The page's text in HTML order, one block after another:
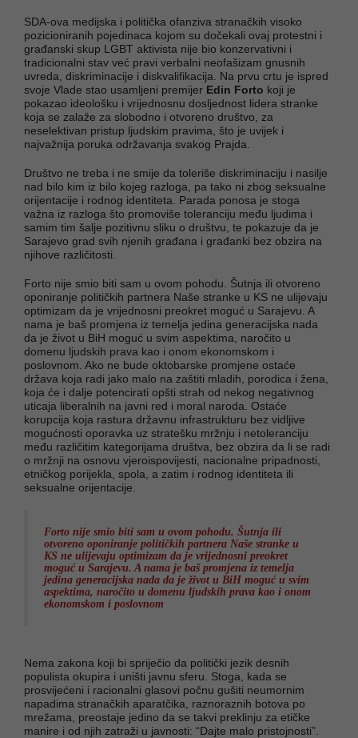
SDA-ova medijska i politička ofanziva stranačkih visoko
pozicioniranih pojedinaca kojom su dočekali ovaj protestni i
građanski skup LGBT aktivista nije bio konzervativni i
tradicionalni stav već pravi verbalni neofašizam gnusnih
uvreda, diskriminacije i diskvalifikacija. Na prvu crtu je ispred
svoje Vlade stao usamljeni premijer Edin Forto koji je
pokazao ideološku i vrijednosnu dosljednost lidera stranke
koja se zalaže za slobodno i otvoreno društvo, za
neselektivan pristup ljudskim pravima, što je uvijek i
najvažnija poruka održavanja svakog Prajda.
Društvo ne treba i ne smije da toleriše diskriminaciju i nasilje
nad bilo kim iz bilo kojeg razloga, pa tako ni zbog seksualne
orijentacije i rodnog identiteta. Parada ponosa je stoga
važna iz razloga što promoviše toleranciju među ljudima i
samim tim šalje pozitivnu sliku o društvu, te pokazuje da je
Sarajevo grad svih njenih građana i građanki bez obzira na
njihove različitosti.
Forto nije smio biti sam u ovom pohodu. Šutnja ili otvoreno
oponiranje političkih partnera Naše stranke u KS ne ulijevaju
optimizam da je vrijednosni preokret moguć u Sarajevu. A
nama je baš promjena iz temelja jedina generacijska nada
da je život u BiH moguć u svim aspektima, naročito u
domenu ljudskih prava kao i onom ekonomskom i
poslovnom. Ako ne bude oktobarske promjene ostaće
država koja radi jako malo na zaštiti mladih, porodica i žena,
koja će i dalje potencirati opšti strah od nekog negativnog
uticaja liberalnih na javni red i moral naroda. Ostaće
korupcija koja rastura državnu infrastrukturu bez vidljive
mogućnosti oporavka uz stratešku mržnju i netoleranciju
među različitim kategorijama društva, bez obzira da li se radi
o mržnji na osnovu vjeroispovijesti, nacionalne pripadnosti,
etničkog porijekla, spola, a zatim i rodnog identiteta ili
seksualne orijentacije.
Forto nije smio biti sam u ovom pohodu. Šutnja ili
otvoreno oponiranje političkih partnera Naše stranke u
KS ne ulijevaju optimizam da je vrijednosni preokret
moguć u Sarajevu. A nama je baš promjena iz temelja
jedina generacijska nada da je život u BiH moguć u svim
aspektima, naročito u domenu ljudskih prava kao i onom
ekonomskom i poslovnom
Nema zakona koji bi spriječio da politički jezik desnih
populista okupira i uništi javnu sferu. Stoga, kada se
prosvijećeni i racionalni glasovi počnu gušiti neumornim
napadima stranačkih aparatčika, raznoraznih botova po
mrežama, preostaje jedino da se takvi preklinju za etičke
manire i od njih zatraži u javnosti: “Dajte malo pristojnosti”.